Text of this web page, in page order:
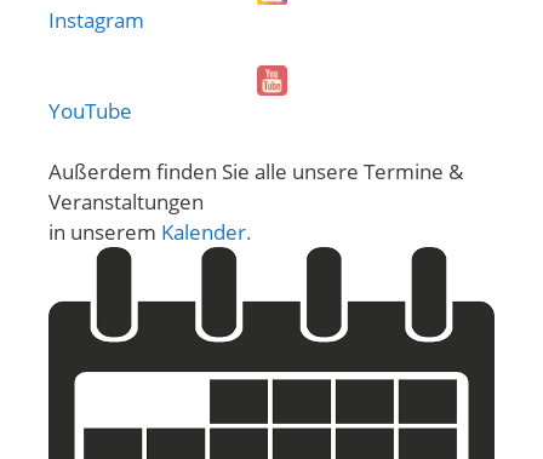
Instagram
YouTube
Außerdem finden Sie alle unsere Termine &
Veranstaltungen
in unserem Kalender.